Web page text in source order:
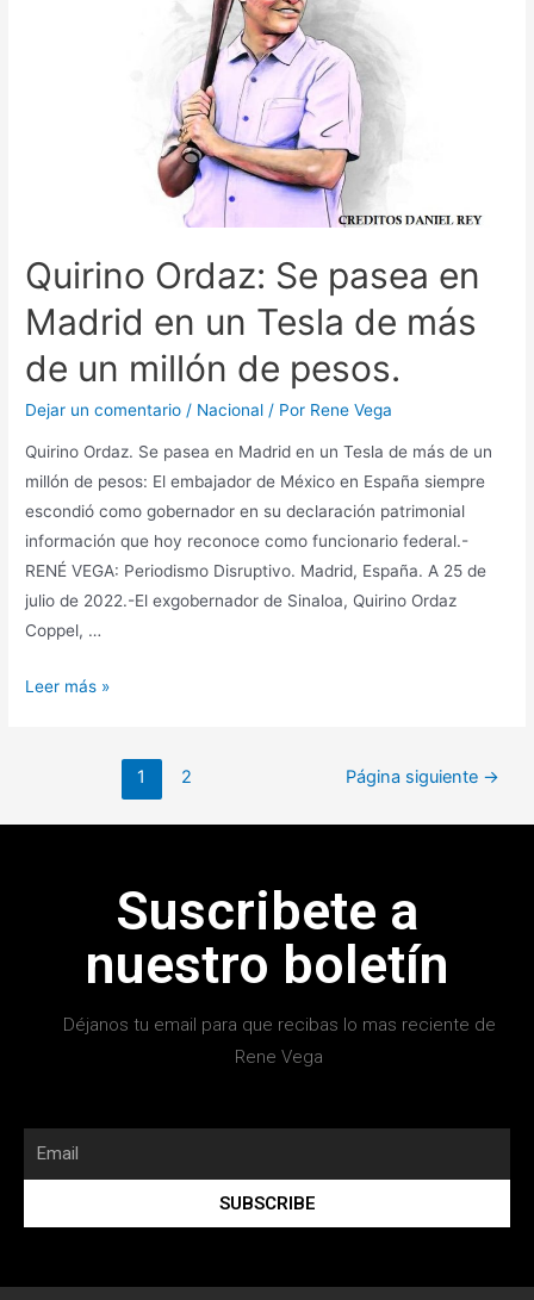
Quirino Ordaz: Se pasea en
Madrid en un Tesla de más
de un millón de pesos.
Dejar un comentario / Nacional / Por Rene Vega
Quirino Ordaz. Se pasea en Madrid en un Tesla de más de un
millón de pesos: El embajador de México en España siempre
escondió como gobernador en su declaración patrimonial
información que hoy reconoce como funcionario federal.-
RENÉ VEGA: Periodismo Disruptivo. Madrid, España. A 25 de
julio de 2022.-El exgobernador de Sinaloa, Quirino Ordaz
Coppel, …
Leer más »
1 2 Página siguiente →
Suscribete a
nuestro boletín
Déjanos tu email para que recibas lo mas reciente de
Rene Vega
SUBSCRIBE